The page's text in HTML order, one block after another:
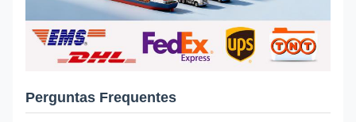
Perguntas Frequentes